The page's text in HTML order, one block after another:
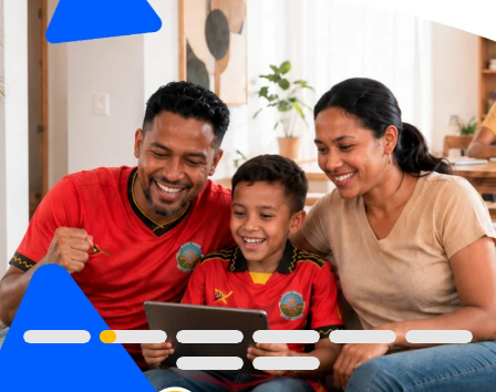
Loja TTVer Campanha
Explora os novos tarifários